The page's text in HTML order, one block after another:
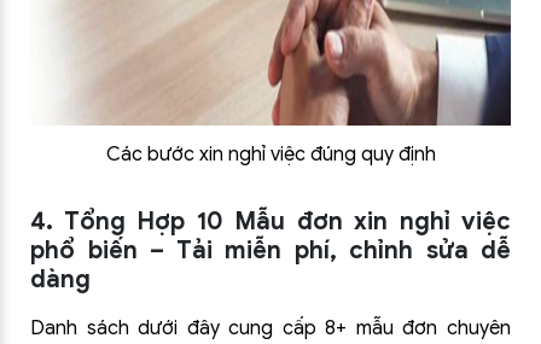
Các bước xin nghỉ việc đúng quy định
4. Tổng Hợp 10 Mẫu đơn xin nghỉ việc
phổ biến – Tải miễn phí, chỉnh sửa dễ
dàng
Danh sách dưới đây cung cấp 8+ mẫu đơn chuyên